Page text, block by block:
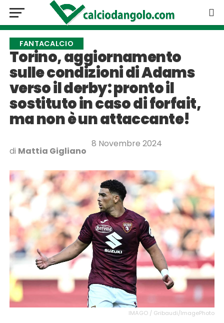
FANTACALCIO
Torino, aggiornamento
sulle condizioni di Adams
verso il derby: pronto il
sostituto in caso di forfait,
ma non è un attaccante!
di Mattia Gigliano
8 Novembre 2024
IMAGO / Gribaudi/ImagePhoto